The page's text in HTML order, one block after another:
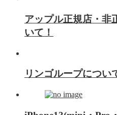
アップル正規店・非
いて！
リンゴループについ